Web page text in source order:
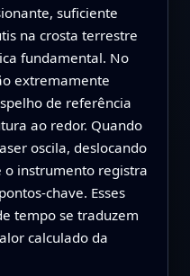
suficiente
na crosta terrestre
fundamental. No
extremamente
de referência
ao redor. Quando
oscila, deslocando
o instrumento registra
chave. Esses
tempo se traduzem
calculado da